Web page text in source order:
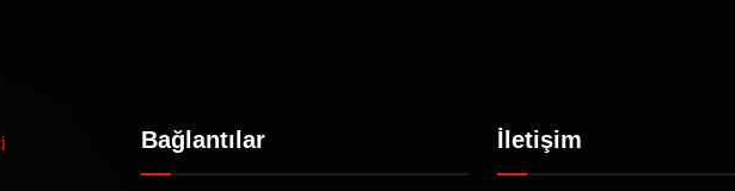
Bağlantılar İletişim